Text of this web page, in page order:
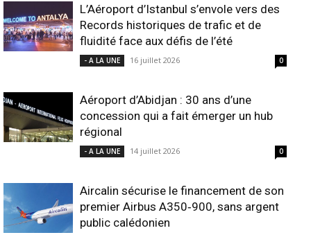
L’Aéroport d’Istanbul s’envole vers des
Records historiques de trafic et de
fluidité face aux défis de l’été
- A LA UNE 16 juillet 2026 0
Aéroport d’Abidjan : 30 ans d’une
concession qui a fait émerger un hub
régional
- A LA UNE 14 juillet 2026 0
Aircalin sécurise le financement de son
premier Airbus A350‑900, sans argent
public calédonien